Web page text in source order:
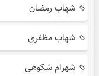
شهاب رمضان
شهاب مظفری
شهرام شکوهی